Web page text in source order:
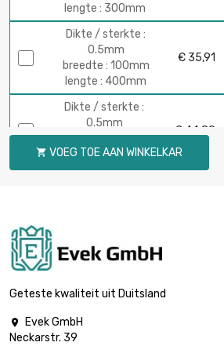
lengte : 300mm
Dikte / sterkte :
0.5mm
breedte : 100mm
lengte : 400mm
€ 35,91
Dikte / sterkte :
0.5mm
breedte : 100mm
lengte : 500mm
€ 44,89
Dikte / sterkte :
lengte : 700mm
Dikte / sterkte :
 VOEG TOE AAN WINKELKAR
Geteste kwaliteit uit Duitsland

Evek GmbH
Neckarstr. 39